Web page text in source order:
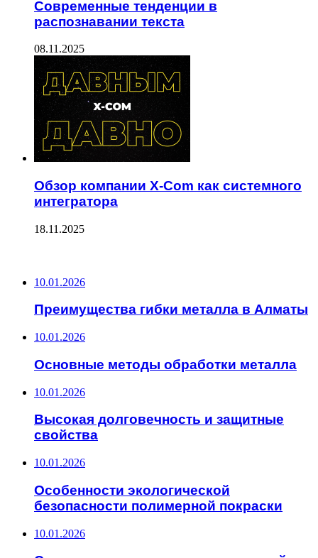
Современные тенденции в
распознавании текста
08.11.2025
Обзор компании X-Com как системного
интегратора
18.11.2025
10.01.2026
Преимущества гибки металла в Алматы
10.01.2026
Основные методы обработки металла
10.01.2026
Высокая долговечность и защитные
свойства
10.01.2026
Особенности экологической
безопасности полимерной покраски
10.01.2026